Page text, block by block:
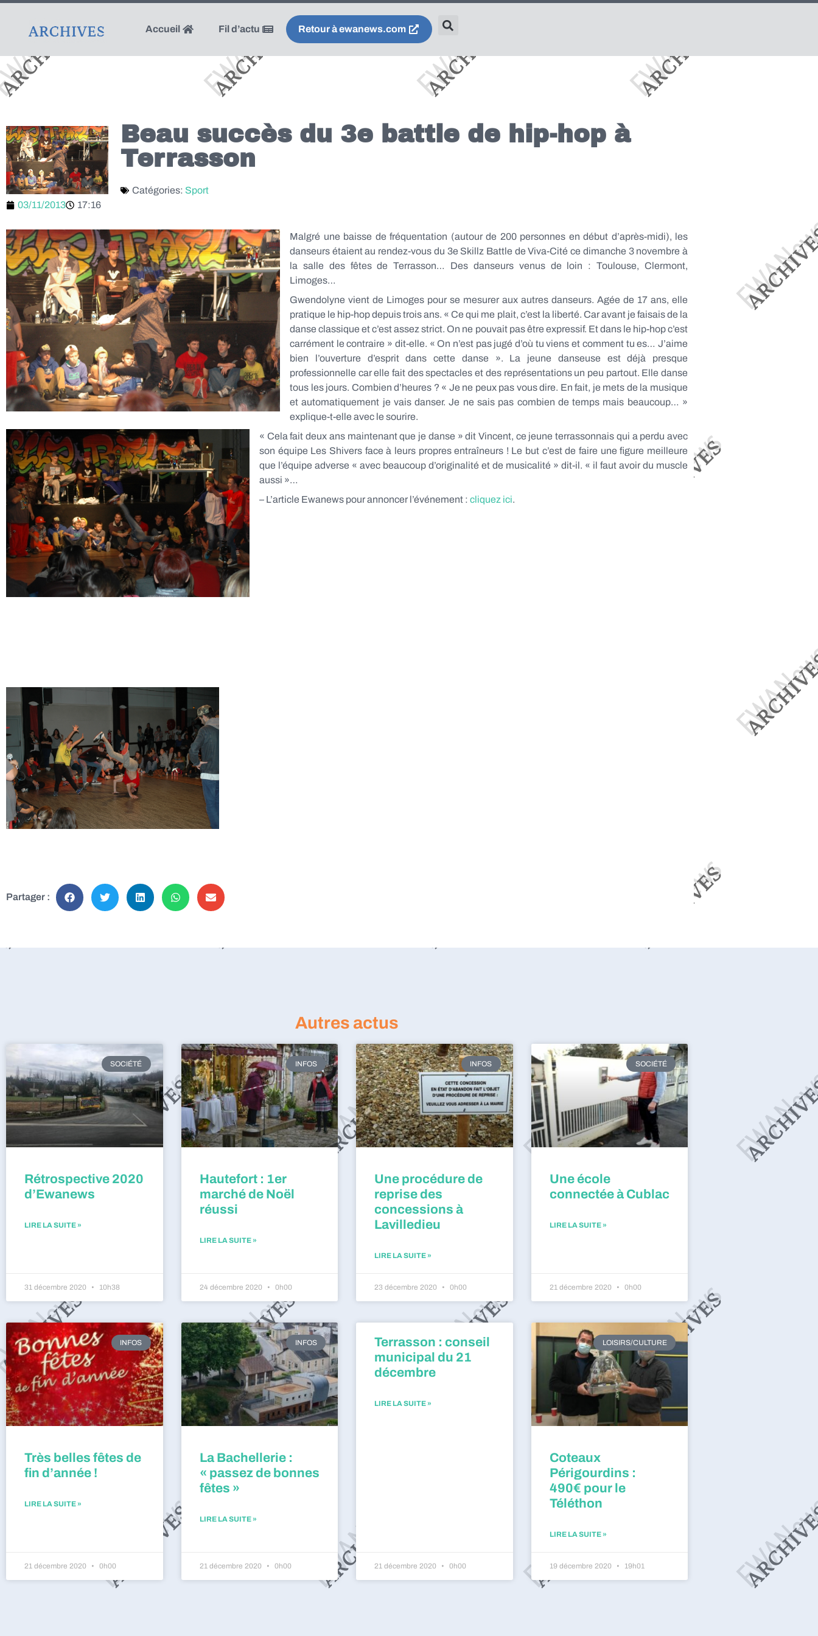
Accueil Fil d’actu Retour à ewanews.com
Beau succès du 3e battle de hip-hop à
Terrasson
Catégories: Sport
03/11/2013
17:16
Malgré une baisse de fréquentation (autour de 200 personnes en début d’après-midi), les
danseurs étaient au rendez-vous du 3e Skillz Battle de Viva-Cité ce dimanche 3 novembre à
la salle des fêtes de Terrasson… Des danseurs venus de loin : Toulouse, Clermont,
Limoges…
Gwendolyne vient de Limoges pour se mesurer aux autres danseurs. Agée de 17 ans, elle
pratique le hip-hop depuis trois ans. « Ce qui me plait, c’est la liberté. Car avant je faisais de la
danse classique et c’est assez strict. On ne pouvait pas être expressif. Et dans le hip-hop c’est
carrément le contraire » dit-elle. « On n’est pas jugé d’où tu viens et comment tu es… J’aime
bien l’ouverture d’esprit dans cette danse ». La jeune danseuse est déjà presque
professionnelle car elle fait des spectacles et des représentations un peu partout. Elle danse
tous les jours. Combien d’heures ? « Je ne peux pas vous dire. En fait, je mets de la musique
et automatiquement je vais danser. Je ne sais pas combien de temps mais beaucoup… »
explique-t-elle avec le sourire.
« Cela fait deux ans maintenant que je danse » dit Vincent, ce jeune terrassonnais qui a perdu avec
son équipe Les Shivers face à leurs propres entraîneurs ! Le but c’est de faire une figure meilleure
que l’équipe adverse « avec beaucoup d’originalité et de musicalité » dit-il. « il faut avoir du muscle
aussi »…
– L’article Ewanews pour annoncer l’événement : cliquez ici.
Partager :
Autres actus
SOCIÉTÉ
Rétrospective 2020
d’Ewanews
LIRE LA SUITE »
31 décembre 2020 10h38
INFOS
Hautefort : 1er
marché de Noël
réussi
LIRE LA SUITE »
24 décembre 2020 0h00
INFOS
Une procédure de
reprise des
concessions à
Lavilledieu
LIRE LA SUITE »
23 décembre 2020 0h00
SOCIÉTÉ
Une école
connectée à Cublac
LIRE LA SUITE »
21 décembre 2020 0h00
INFOS
Très belles fêtes de
fin d’année !
LIRE LA SUITE »
21 décembre 2020 0h00
INFOS
La Bachellerie :
« passez de bonnes
fêtes »
LIRE LA SUITE »
21 décembre 2020 0h00
Terrasson : conseil
municipal du 21
décembre
LIRE LA SUITE »
21 décembre 2020 0h00
LOISIRS/CULTURE
Coteaux
Périgourdins :
490€ pour le
Téléthon
LIRE LA SUITE »
19 décembre 2020 19h01